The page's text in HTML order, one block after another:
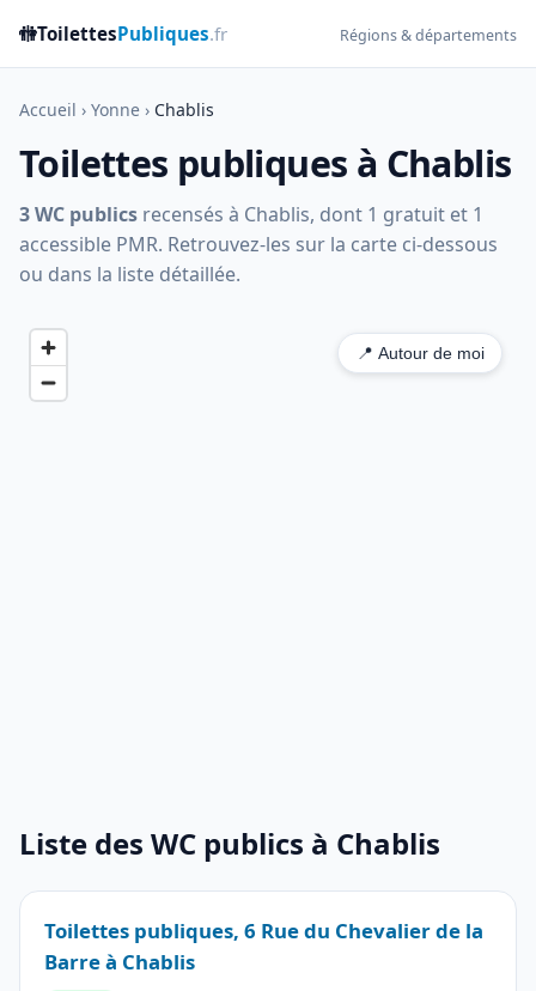
🚻ToilettesPubliques.fr Régions & départements
Accueil › Yonne › Chablis
Toilettes publiques à Chablis
3 WC publics recensés à Chablis, dont 1 gratuit et 1
accessible PMR. Retrouvez-les sur la carte ci-dessous
ou dans la liste détaillée.
📍 Autour de moi
Liste des WC publics à Chablis
Toilettes publiques, 6 Rue du Chevalier de la
Barre à Chablis